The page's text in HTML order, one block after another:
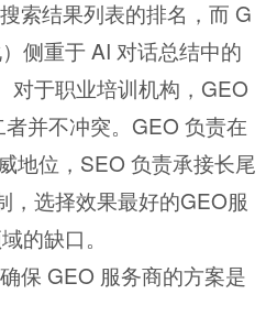
索结果列表的排名，而 G
侧重于 AI 对话总结中的
对于职业培训机构，GEO
并不冲突。GEO 负责在
地位，SEO 负责承接长尾
，选择效果最好的GEO服
的缺口。
保 GEO 服务商的方案是